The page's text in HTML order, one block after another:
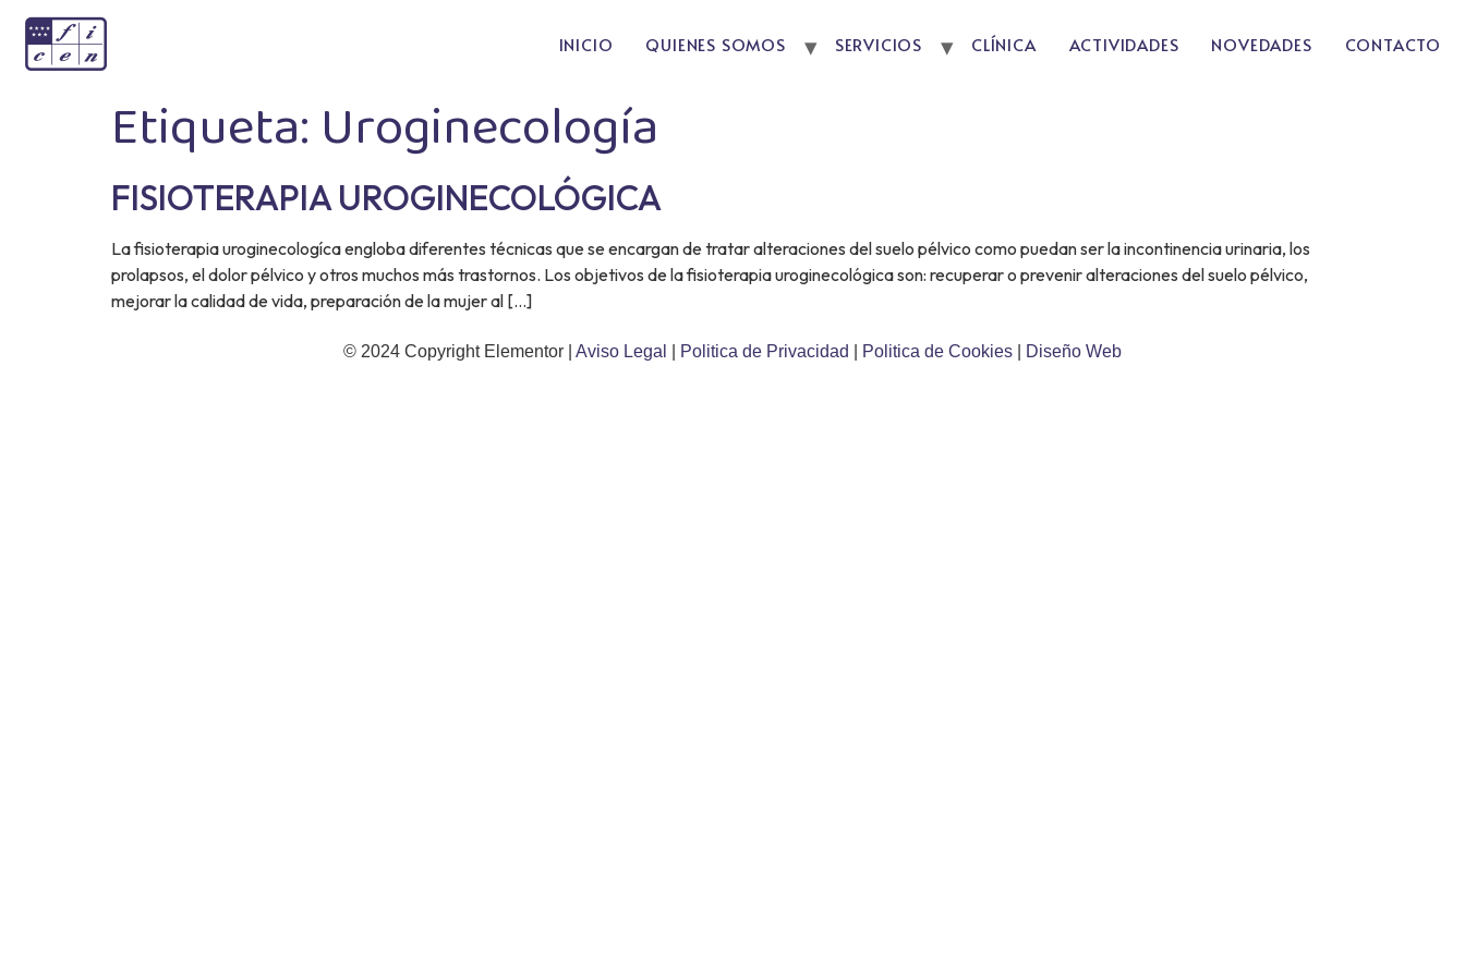
INICIO QUIENES SOMOS SERVICIOS CLÍNICA ACTIVIDADES NOVEDADES CONTACTO
Etiqueta: Uroginecología
FISIOTERAPIA UROGINECOLÓGICA
La fisioterapia uroginecologíca engloba diferentes técnicas que se encargan de tratar alteraciones del suelo pélvico como puedan ser la incontinencia urinaria, los
prolapsos, el dolor pélvico y otros muchos más trastornos. Los objetivos de la fisioterapia uroginecológica son: recuperar o prevenir alteraciones del suelo pélvico,
mejorar la calidad de vida, preparación de la mujer al […]
© 2024 Copyright Elementor | Aviso Legal Politica de Privacidad Politica de Cookies Diseño Web